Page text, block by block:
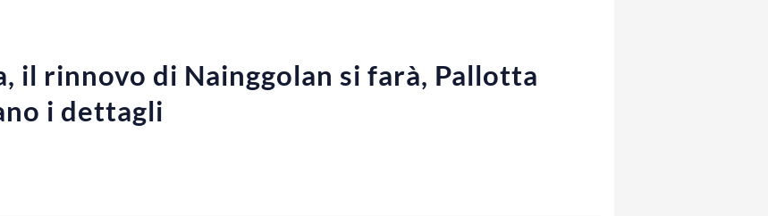
il rinnovo di Nainggolan si farà, Pallotta
i dettagli